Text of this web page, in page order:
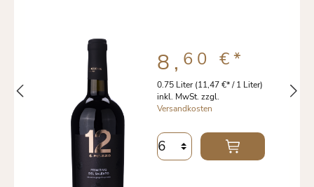
0.75 Liter(11,47 €* / 1 Liter)
inkl. MwSt. zzgl.
Versandkosten
8, 60 €*